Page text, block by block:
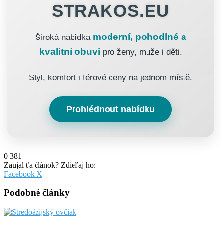
STRAKOS.EU
Široká nabídka moderní, pohodlné a
kvalitní obuvi pro ženy, muže i děti.
Styl, komfort i férové ceny na jednom místě.
Prohlédnout nabídku
0 381
Zaujal ťa článok? Zdieľaj ho:
Facebook X
Email
Podobné články